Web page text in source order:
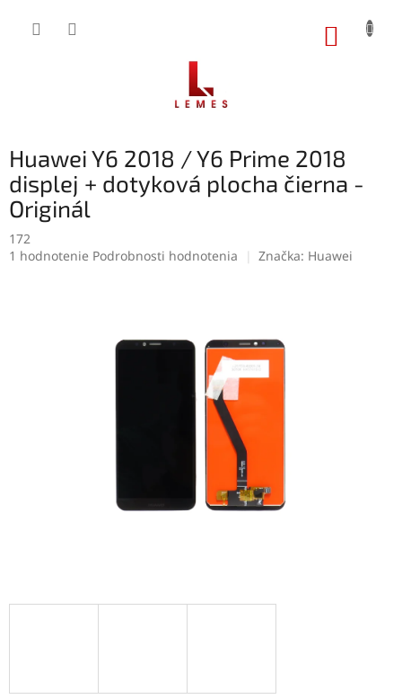
Huawei Y6 2018 / Y6 Prime 2018
displej + dotyková plocha čierna -
Originál
172
Priemerné
1 hodnotenie Podrobnosti hodnotenia Značka: Huawei